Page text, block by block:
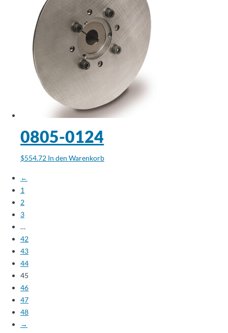
0805-0124
$554.72 In den Warenkorb
←
1
2
3
…
42
43
44
45
46
47
48
→